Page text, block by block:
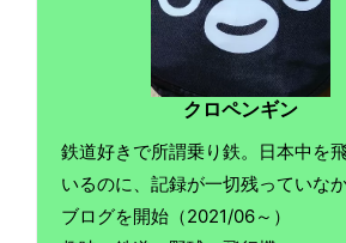
クロペンギン
鉄道好きで所謂乗り鉄。日本中を
いるのに、記録が一切残っていな
ブログを開始（2021/06～）